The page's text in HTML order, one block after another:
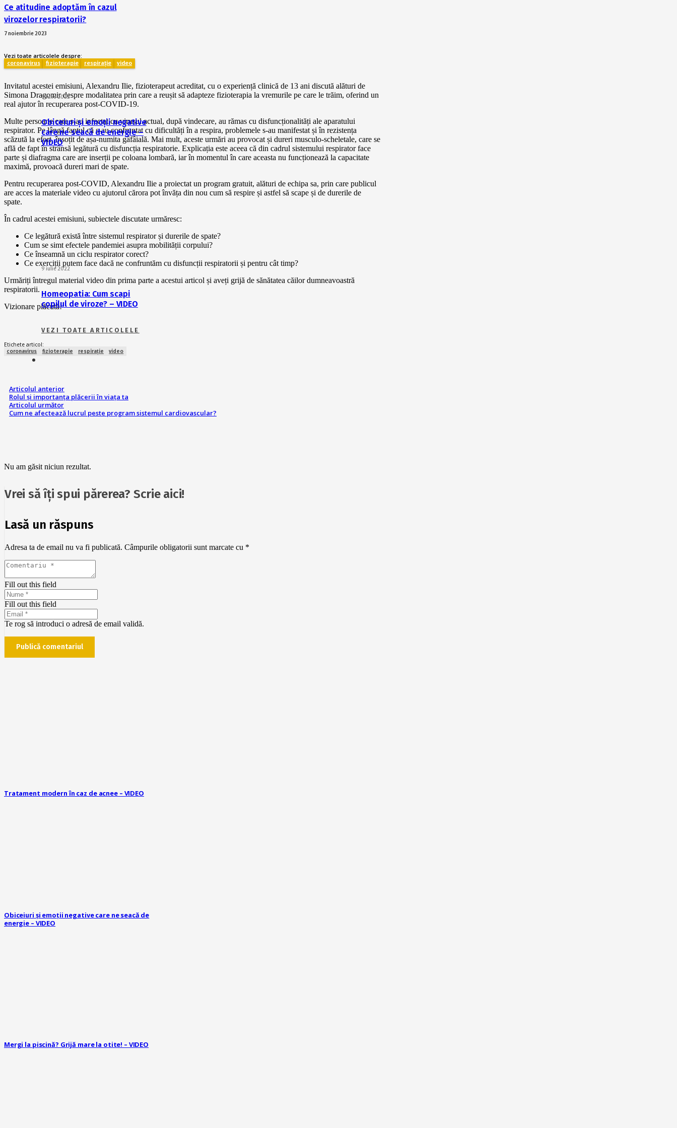
9 iulie 2022
Obiceiuri și emoții negative
care ne seacă de energie –
VIDEO
9 iulie 2022
Homeopatia: Cum scapi
copilul de viroze? – VIDEO
VEZI TOATE ARTICOLELE
Ce atitudine adoptăm în cazul
virozelor respiratorii?
7 noiembrie 2023
Vezi toate articolele despre:
coronavirus fizioterapie respirație video
Invitatul acestei emisiuni, Alexandru Ilie, fizioterapeut acreditat, cu o experiență clinică de 13 ani discută alături de
Simona Dragomir despre modalitatea prin care a reușit să adapteze fizioterapia la vremurile pe care le trăim, oferind un
real ajutor în recuperarea post-COVID-19.
Multe persoane care s-au infectat cu virusul actual, după vindecare, au rămas cu disfuncționalități ale aparatului
respirator. Pe lângă faptul că s-au confruntat cu dificultăți în a respira, problemele s-au manifestat și în rezistența
scăzută la efort, însoțit de așa-numita gâfâială. Mai mult, aceste urmări au provocat și dureri musculo-scheletale, care se
află de fapt în strânsă legătură cu disfuncția respiratorie. Explicația este aceea că din cadrul sistemului respirator face
parte și diafragma care are inserții pe coloana lombară, iar în momentul în care aceasta nu funcționează la capacitate
maximă, provoacă dureri mari de spate.
Pentru recuperarea post-COVID, Alexandru Ilie a proiectat un program gratuit, alături de echipa sa, prin care publicul
are acces la materiale video cu ajutorul cărora pot învăța din nou cum să respire și astfel să scape și de durerile de
spate.
În cadrul acestei emisiuni, subiectele discutate urmăresc:
Ce legătură există între sistemul respirator și durerile de spate?
Cum se simt efectele pandemiei asupra mobilității corpului?
Ce înseamnă un ciclu respirator corect?
Ce exerciții putem face dacă ne confruntăm cu disfuncții respiratorii și pentru cât timp?
Urmăriți întregul material video din prima parte a acestui articol și aveți grijă de sănătatea căilor dumneavoastră
respiratorii.
Vizionare plăcută!
Etichete articol:
coronavirus fizioterapie respirație video
Articolul anterior
Rolul și importanța plăcerii în viața ta
Articolul următor
Cum ne afectează lucrul peste program sistemul cardiovascular?
Nu am găsit niciun rezultat.
Vrei să îți spui părerea? Scrie aici!
Lasă un răspuns
Adresa ta de email nu va fi publicată. Câmpurile obligatorii sunt marcate cu *
Fill out this field
Fill out this field
Te rog să introduci o adresă de email validă.
Publică comentariul
Tratament modern în caz de acnee – VIDEO
Obiceiuri și emoții negative care ne seacă de
energie – VIDEO
Mergi la piscină? Grijă mare la otite! – VIDEO